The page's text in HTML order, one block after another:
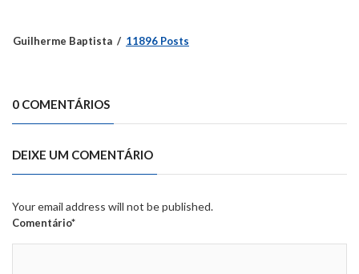
Guilherme Baptista 11896 Posts
0 COMENTÁRIOS
DEIXE UM COMENTÁRIO
Your email address will not be published.
Comentário*